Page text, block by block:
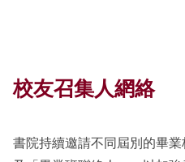
校友召集人網絡
書院持續邀請不同屆別的畢